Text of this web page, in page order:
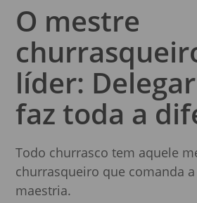
O mestre
líder:
faz toda a
Todo churrasco tem aquele
churrasqueiro que comanda
maestria.